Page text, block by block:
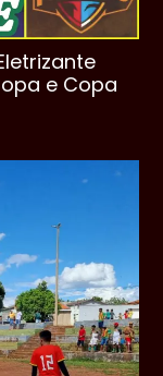
e Copa